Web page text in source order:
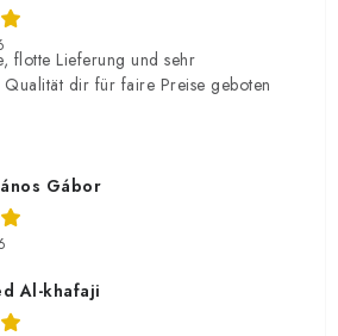
flotte Lieferung und sehr
dir für faire Preise geboten
Gábor
Al-khafaji